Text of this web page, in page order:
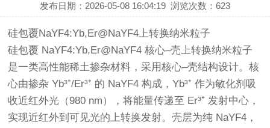
发布日期：2026-05-08 16:04:19 浏览次数：623
硅包覆NaYF4:Yb,Er@NaYF4上转换纳米粒子
硅包覆 NaYF4:Yb,Er@NaYF4 核心–壳上转换纳米粒子
是一类高性能稀土掺杂材料，采用核心–壳结构设计。核
心由掺杂 Yb³⁺/Er³⁺ 的 NaYF4 构成，Yb³⁺ 作为敏化剂吸
收近红外光（980 nm），将能量传递至 Er³⁺ 发射中心，
实现近红外到可见光的上转换发射。壳层为纯 NaYF4，